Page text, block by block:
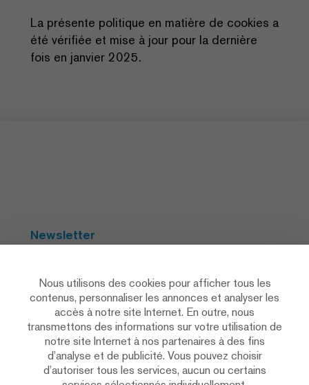
La présente politique en matière de cookies a
été vérifiée et mise à jour pour la dernière
fois en janvier 2025.
Newsletter
Social Media
Nous utilisons des cookies pour afficher tous les
contenus, personnaliser les annonces et analyser les
accès à notre site Internet. En outre, nous
transmettons des informations sur votre utilisation de
notre site Internet à nos partenaires à des fins
d’analyse et de publicité. Vous pouvez choisir
d’autoriser tous les services, aucun ou certains